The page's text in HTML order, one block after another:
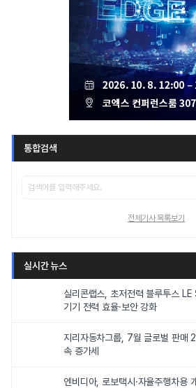
통합검색
전체기사 목록보기
실시간 뉴스
실리콘랩스, 초저전력 블루투스
기기 전력 효율·보안 강화
지리자동차그룹, 7월 글로벌 판매
속 증가세
엔비디아, 로보택시·자율주행차용